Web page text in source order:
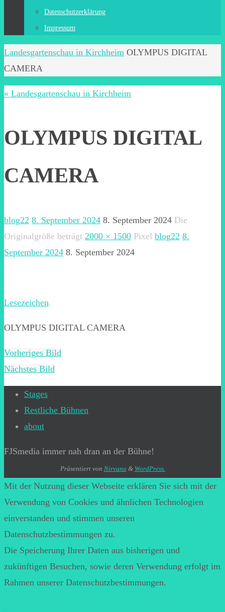
Datenschutzerklärung
Impressum
Start
Landesgartenschau in Kirchheim OLYMPUS DIGITAL
CAMERA
« Landesgartenschau in Kirchheim
OLYMPUS DIGITAL
CAMERA
blog22 8. September 2024 8. September 2024 Die
Originalgröße beträgt 2000 × 1500 Pixel blog22 8.
September 2024 8. September 2024
Lesezeichen.
OLYMPUS DIGITAL CAMERA
Vorheriges Bild
Nächstes Bild
Stages
Restliche Bühnen
about
FJSmedia immer nah dran an der Bühne!
Präsentiert von Nirvana & WordPress.
Mit der Nutzung dieser Webseite erklären Sie sich mit der
Verwendung von Cookies und ähnlichen Technologien
einverstanden und stimmen unseren
Datenschutzbestimmungen zu.
Die Speicherung Ihrer Daten aus bisherigen und
zukünftigen Besuchen, sowie deren Verwendung erfolgt im
Rahmen unserer Datenschutzbestimmungen.